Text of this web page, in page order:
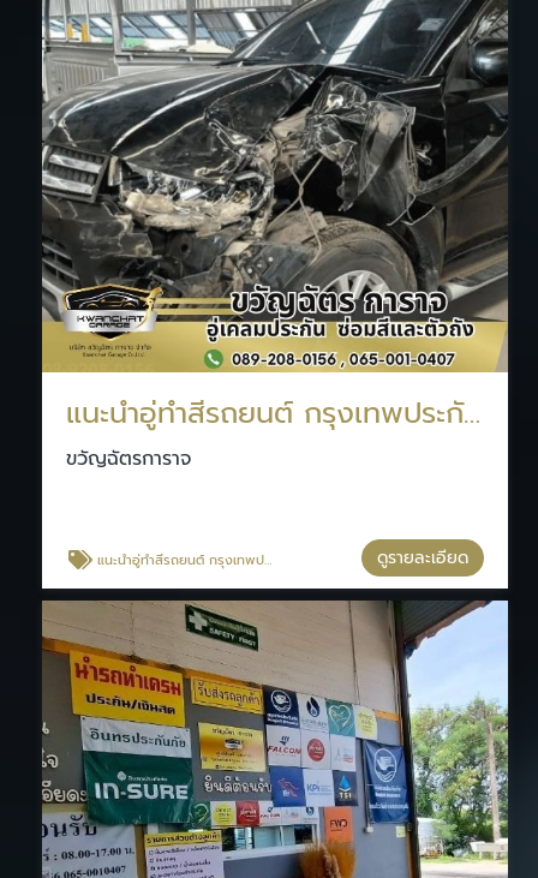
แนะนำอู่ทำสีรถยนต์ กรุงเทพประกันภัย
ขวัญฉัตรการาจ
แนะนำอู่ทำสีรถยนต์ กรุงเทพประกันภัย ดูรายละเอียด